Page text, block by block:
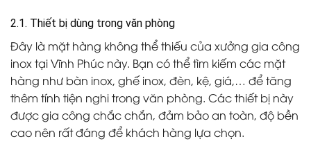
2.1. Thiết bị dùng trong văn phòng
Đây là mặt hàng không thể thiếu của xưởng gia công
inox tại Vĩnh Phúc này. Bạn có thể tìm kiếm các mặt
hàng như bàn inox, ghế inox, đèn, kệ, giá,… để tăng
thêm tính tiện nghi trong văn phòng. Các thiết bị này
được gia công chắc chắn, đảm bảo an toàn, độ bền
cao nên rất đáng để khách hàng lựa chọn.